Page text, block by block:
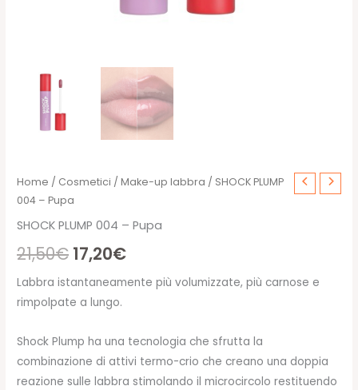
Home / Cosmetici /Make-up labbra / SHOCK PLUMP
004 – Pupa
SHOCK PLUMP 004 – Pupa
21,50€ Il
prezzo
originale
era:
21,50€.
17,20€Il
prezzo
è:
17,20€.
Labbra istantaneamente più volumizzate, più carnose e
rimpolpate a lungo.
Shock Plump ha una tecnologia che sfrutta la
combinazione di attivi termo-crio che creano una doppia
reazione sulle labbra stimolando il microcircolo restituendo